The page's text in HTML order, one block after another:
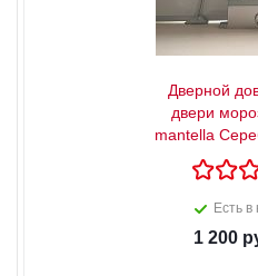
Дверной
двери
mantella
Есть в
1 200